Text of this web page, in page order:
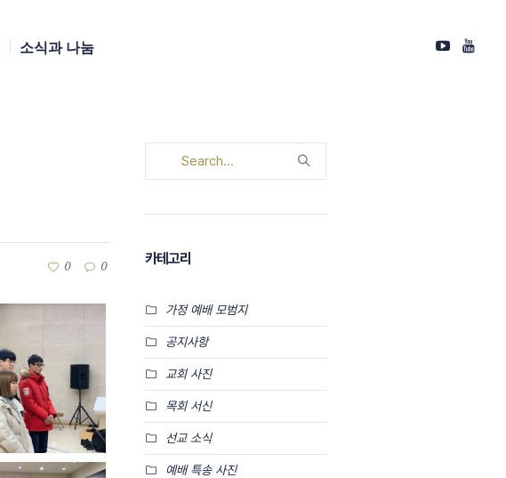
소식과 나눔
0 0 카테고리
가정 예배 모범지
공지사항
교회 사진
목회 서신
선교 소식
예배 특송 사진